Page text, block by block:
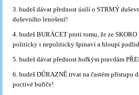
3. budeš dávat přednost úsilí o STRMÝ
duševního lenošení!
4. budeš BURÁCET proti tomu, že ze
politicky i nepoliticky špinaví a hloupí
5. budeš dávat přednost hořkým pravdám
6. budeš DŮRAZNĚ trvat na častém přístupu
poctivé buřiče!